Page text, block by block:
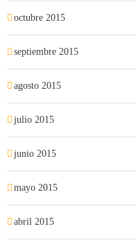
octubre 2015
septiembre 2015
agosto 2015
julio 2015
junio 2015
mayo 2015
abril 2015